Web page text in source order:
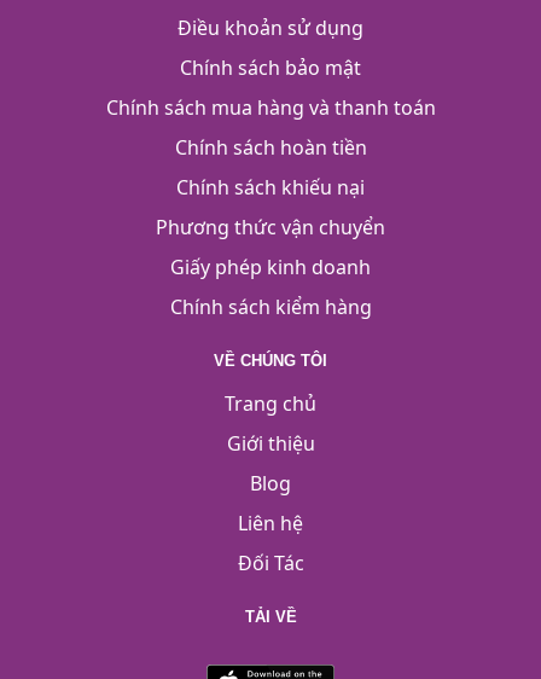
Điều khoản sử dụng
Chính sách bảo mật
Chính sách mua hàng và thanh toán
Chính sách hoàn tiền
Chính sách khiếu nại
Phương thức vận chuyển
Giấy phép kinh doanh
Chính sách kiểm hàng
VỀ CHÚNG TÔI
Trang chủ
Giới thiệu
Blog
Liên hệ
Đối Tác
TẢI VỀ